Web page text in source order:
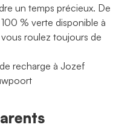
un temps précieux. De
% verte disponible à
roulez toujours de
recharge à Jozef